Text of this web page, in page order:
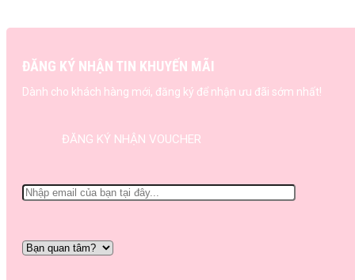
ĐĂNG KÝ NHẬN TIN KHUYẾN MÃI
Dành cho khách hàng mới, đăng ký để nhận ưu đãi sớm nhất!
ĐĂNG KÝ NHẬN VOUCHER